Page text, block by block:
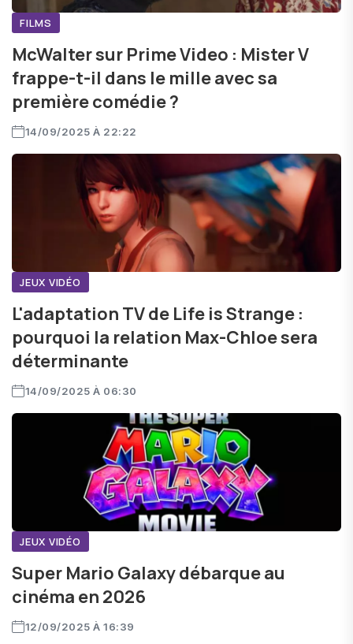
FILMS
McWalter sur Prime Video : Mister V
frappe-t-il dans le mille avec sa
première comédie ?
14/09/2025 À 22:22
JEUX VIDÉO
L'adaptation TV de Life is Strange :
pourquoi la relation Max-Chloe sera
déterminante
14/09/2025 À 06:30
JEUX VIDÉO
Super Mario Galaxy débarque au
cinéma en 2026
12/09/2025 À 16:39